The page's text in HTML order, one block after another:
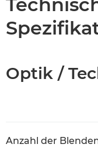
Optik /
Anzahl der